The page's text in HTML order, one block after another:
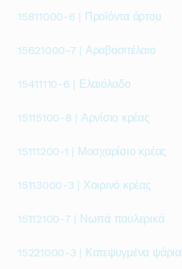
15811000-6 | Προϊόντα άρτου
15621000-7 | Αραβοσιτέλαιο
15411110-6 | Ελαιόλαδο
15115100-8 | Αρνίσιο κρέας
15111200-1 | Μοσχαρίσιο κρέας
15113000-3 | Χοιρινό κρέας
15112100-7 | Νωπά πουλερικά
15221000-3 | Κατεψυγμένα ψάρια